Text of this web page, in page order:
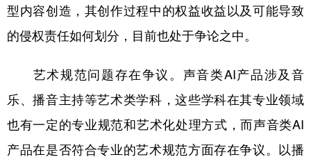
型内容创造，其创作过程中的权益收益以及可能导致
的侵权责任如何划分，目前也处于争论之中。
艺术规范问题存在争议。声音类AI产品涉及音
乐、播音主持等艺术类学科，这些学科在其专业领域
也有一定的专业规范和艺术化处理方式，而声音类AI
产品在是否符合专业的艺术规范方面存在争议。以播